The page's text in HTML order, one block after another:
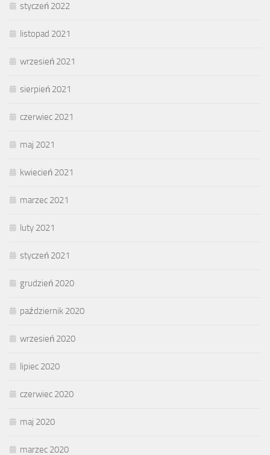
styczeń 2022
listopad 2021
wrzesień 2021
sierpień 2021
czerwiec 2021
maj 2021
kwiecień 2021
marzec 2021
luty 2021
styczeń 2021
grudzień 2020
październik 2020
wrzesień 2020
lipiec 2020
czerwiec 2020
maj 2020
marzec 2020